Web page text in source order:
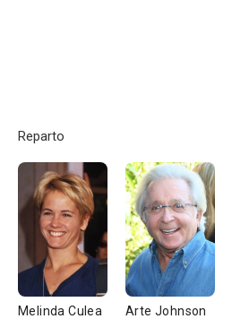
Reparto
Melinda Culea Arte Johnson